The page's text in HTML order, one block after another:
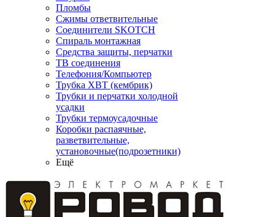
Пломбы
Сжимы ответвительные
Соединители SKOTCH
Спираль монтажная
Средства защиты, перчатки
ТВ соединения
Телефония/Компьютер
Трубка ХВТ (кембрик)
Трубки и перчатки холодной
усадки
Трубки термоусадочные
Коробки распаячные,
разветвительные,
установочные(подрозетники)
Ещё